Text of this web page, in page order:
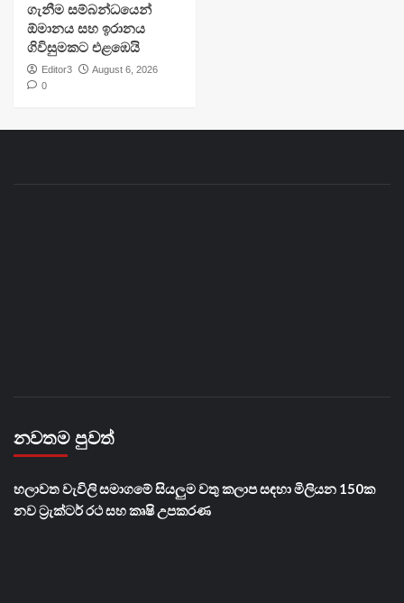
ගැනීම සම්බන්ධයෙන්
ඕමානය සහ ඉරානය
ගිවිසුමකට එළඹෙයි
Editor3
August 6, 2026
0
නවතම පුවත්
හලාවත වැවිලි සමාගමේ සියලුම වතු කලාප සඳහා මිලියන 150ක
නව ට්‍රැක්ටර් රථ සහ කෘෂි උපකරණ